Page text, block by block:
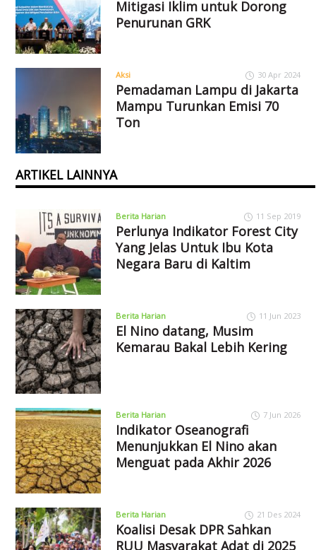
Mitigasi Iklim untuk Dorong
Penurunan GRK
Aksi 30 Apr 2024
Pemadaman Lampu di Jakarta
Mampu Turunkan Emisi 70
Ton
ARTIKEL LAINNYA
Berita Harian 11 Sep 2019
Perlunya Indikator Forest City
Yang Jelas Untuk Ibu Kota
Negara Baru di Kaltim
Berita Harian 11 Jun 2023
El Nino datang, Musim
Kemarau Bakal Lebih Kering
Berita Harian 7 Jun 2026
Indikator Oseanografi
Menunjukkan El Nino akan
Menguat pada Akhir 2026
Berita Harian 21 Des 2024
Koalisi Desak DPR Sahkan
RUU Masyarakat Adat di 2025